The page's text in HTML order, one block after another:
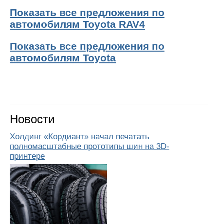
Показать все предложения по
автомобилям Toyota RAV4
Показать все предложения по
автомобилям Toyota
Новости
Холдинг «Кордиант» начал печатать
полномасштабные прототипы шин на 3D-
принтере